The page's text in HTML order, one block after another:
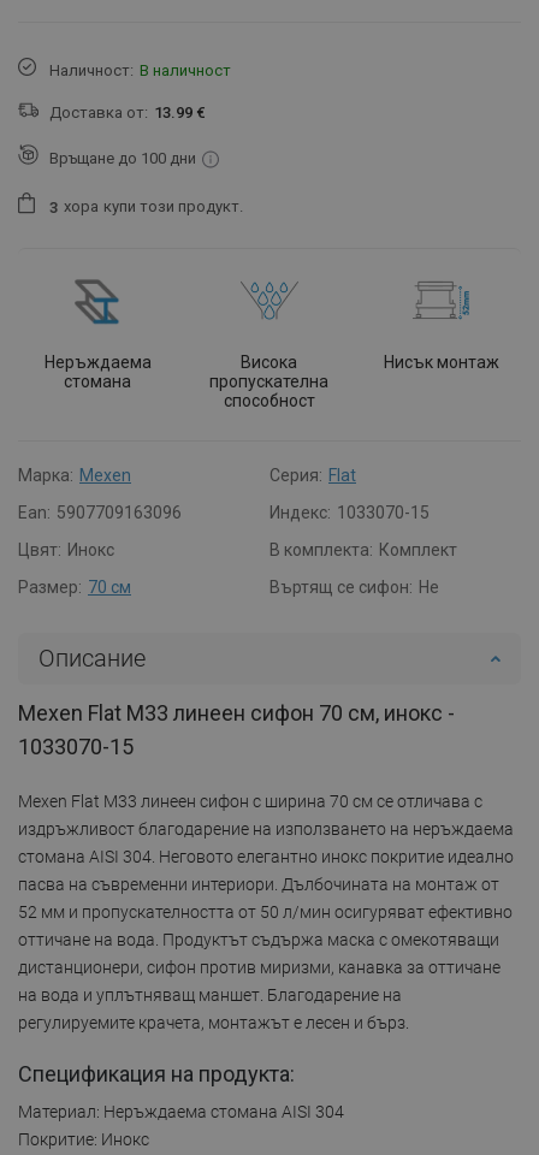
Наличност: В наличност
Доставка от: 13.99 €
Връщане до 100 дни
3 хора купи този продукт.
Неръждаема
стомана
Висока
пропускателна
способност
Нисък монтаж
Марка: Mexen Серия: Flat
Ean: 5907709163096 Индекс: 1033070-15
Цвят: Инокс В комплекта: Комплект
Размер: 70 см Въртящ се сифон: Не
Описание
Mexen Flat M33 линеен сифон 70 см, инокс -
1033070-15
Mexen Flat M33 линеен сифон с ширина 70 см се отличава с
издръжливост благодарение на използването на неръждаема
стомана AISI 304. Неговото елегантно инокс покритие идеално
пасва на съвременни интериори. Дълбочината на монтаж от
52 мм и пропускателността от 50 л/мин осигуряват ефективно
оттичане на вода. Продуктът съдържа маска с омекотяващи
дистанционери, сифон против миризми, канавка за оттичане
на вода и уплътняващ маншет. Благодарение на
регулируемите крачета, монтажът е лесен и бърз.
Спецификация на продукта:
Материал: Неръждаема стомана AISI 304
Покритие: Инокс